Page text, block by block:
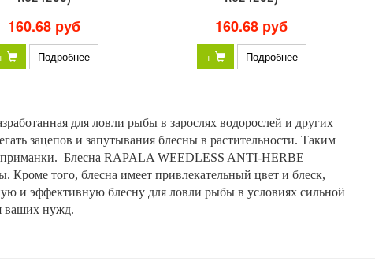
160.68 руб
Подробнее
160.68 руб
+ Подробнее
для ловли рыбы в зарослях водорослей и других
зацепов и запутывания блесны в растительности. Таким
приманки. Блесна RAPALA WEEDLESS ANTI-HERBE
Кроме того, блесна имеет привлекательный цвет и блеск,
и эффективную блесну для ловли рыбы в условиях сильной
ваших нужд.